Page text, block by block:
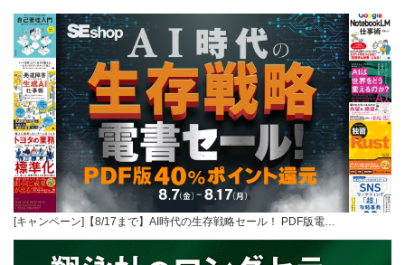
[キャンペーン]【8/17まで】AI時代の生存戦略セール！ PDF版電…